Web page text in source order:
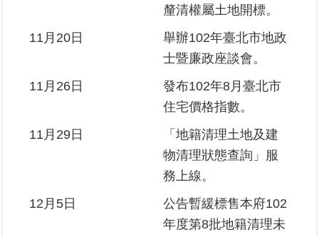
釐清權屬土地開標。
11月20日
舉辦102年臺北市地政
士暨廉政座談會。
11月26日
發布102年8月臺北市
住宅價格指數。
11月29日
「地籍清理土地及建
物清理狀態查詢」服
務上線。
12月5日
公告暫緩標售本府102
年度第8批地籍清理未